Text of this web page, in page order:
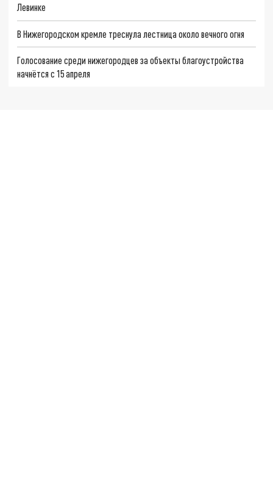
Левинке
В Нижегородском кремле треснула лестница около вечного огня
Голосование среди нижегородцев за объекты благоустройства
начнётся с 15 апреля